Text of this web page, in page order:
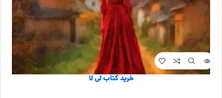
خرید کتاب لی لا